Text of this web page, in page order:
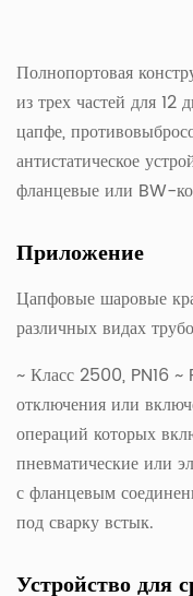
Полнопортовая
из трех частей для
цапфе,
антистатическое
фланцевые или BW-
Приложение
Цапфовые шаровые
различных видах
~ Класс 2500, PN16 ~
отключения или
операций которых
пневматические или
с фланцевым
под сварку встык.
Устройство для